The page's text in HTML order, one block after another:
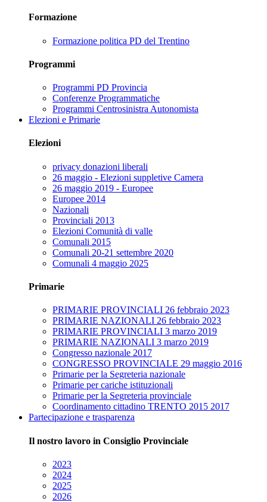
Formazione
Formazione politica PD del Trentino
Programmi
Programmi PD Provincia
Conferenze Programmatiche
Programmi Centrosinistra Autonomista
Elezioni e Primarie
Elezioni
privacy donazioni liberali
26 maggio - Elezioni suppletive Camera
26 maggio 2019 - Europee
Europee 2014
Nazionali
Provinciali 2013
Elezioni Comunità di valle
Comunali 2015
Comunali 20-21 settembre 2020
Comunali 4 maggio 2025
Primarie
PRIMARIE PROVINCIALI 26 febbraio 2023
PRIMARIE NAZIONALI 26 febbraio 2023
PRIMARIE PROVINCIALI 3 marzo 2019
PRIMARIE NAZIONALI 3 marzo 2019
Congresso nazionale 2017
CONGRESSO PROVINCIALE 29 maggio 2016
Primarie per la Segreteria nazionale
Primarie per cariche istituzionali
Primarie per la Segreteria provinciale
Coordinamento cittadino TRENTO 2015 2017
Partecipazione e trasparenza
Il nostro lavoro in Consiglio Provinciale
2023
2024
2025
2026